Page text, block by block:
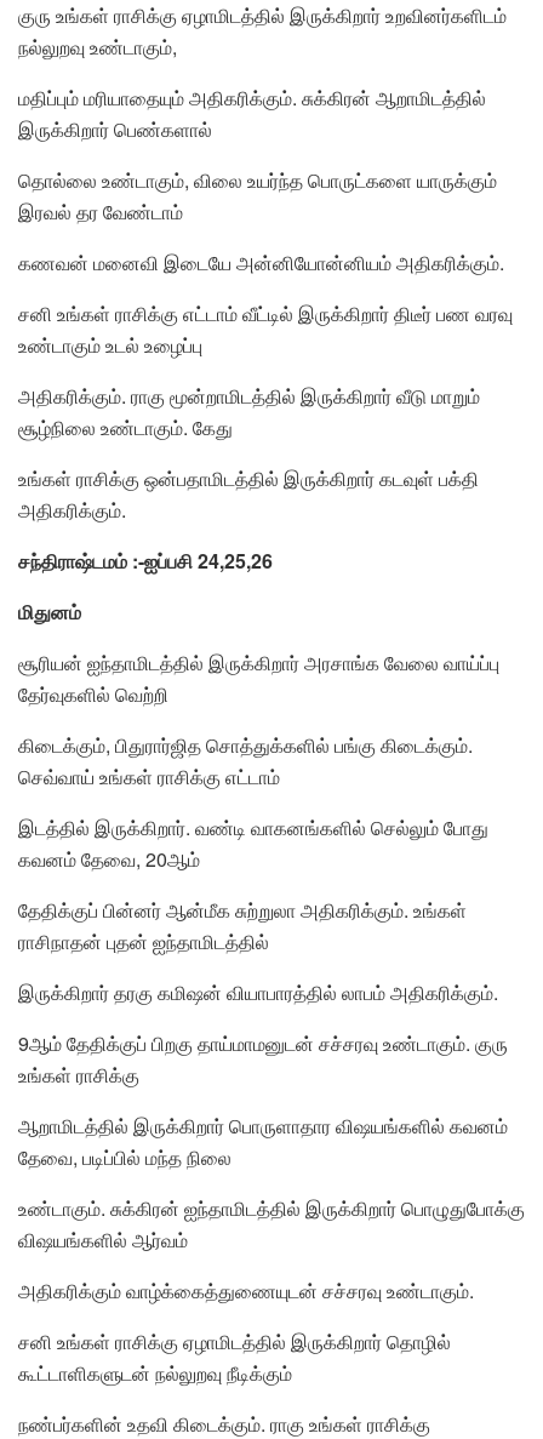
குரு உங்கள் ராசிக்கு ஏழாமிடத்தில் இருக்கிறார் உறவினர்களிடம்
நல்லுறவு உண்டாகும்,
மதிப்பும் மரியாதையும் அதிகரிக்கும். சுக்கிரன் ஆறாமிடத்தில்
இருக்கிறார் பெண்களால்
தொல்லை உண்டாகும், விலை உயர்ந்த பொருட்களை யாருக்கும்
இரவல் தர வேண்டாம்
கணவன் மனைவி இடையே அன்னியோன்னியம் அதிகரிக்கும்.
சனி உங்கள் ராசிக்கு எட்டாம் வீட்டில் இருக்கிறார் திடீர் பண வரவு
உண்டாகும் உடல் உழைப்பு
அதிகரிக்கும். ராகு மூன்றாமிடத்தில் இருக்கிறார் வீடு மாறும்
சூழ்நிலை உண்டாகும். கேது
உங்கள் ராசிக்கு ஒன்பதாமிடத்தில் இருக்கிறார் கடவுள் பக்தி
அதிகரிக்கும்.
சந்திராஷ்டமம் :-ஐப்பசி 24,25,26
மிதுனம்
சூரியன் ஐந்தாமிடத்தில் இருக்கிறார் அரசாங்க வேலை வாய்ப்பு
தேர்வுகளில் வெற்றி
கிடைக்கும், பிதுரார்ஜித சொத்துக்களில் பங்கு கிடைக்கும்.
செவ்வாய் உங்கள் ராசிக்கு எட்டாம்
இடத்தில் இருக்கிறார். வண்டி வாகனங்களில் செல்லும் போது
கவனம் தேவை, 20ஆம்
தேதிக்குப் பின்னர் ஆன்மீக சுற்றுலா அதிகரிக்கும். உங்கள்
ராசிநாதன் புதன் ஐந்தாமிடத்தில்
இருக்கிறார் தரகு கமிஷன் வியாபாரத்தில் லாபம் அதிகரிக்கும்.
9ஆம் தேதிக்குப் பிறகு தாய்மாமனுடன் சச்சரவு உண்டாகும். குரு
உங்கள் ராசிக்கு
ஆறாமிடத்தில் இருக்கிறார் பொருளாதார விஷயங்களில் கவனம்
தேவை, படிப்பில் மந்த நிலை
உண்டாகும். சுக்கிரன் ஐந்தாமிடத்தில் இருக்கிறார் பொழுதுபோக்கு
விஷயங்களில் ஆர்வம்
அதிகரிக்கும் வாழ்க்கைத்துணையுடன் சச்சரவு உண்டாகும்.
சனி உங்கள் ராசிக்கு ஏழாமிடத்தில் இருக்கிறார் தொழில்
கூட்டாளிகளுடன் நல்லுறவு நீடிக்கும்
நண்பர்களின் உதவி கிடைக்கும். ராகு உங்கள் ராசிக்கு